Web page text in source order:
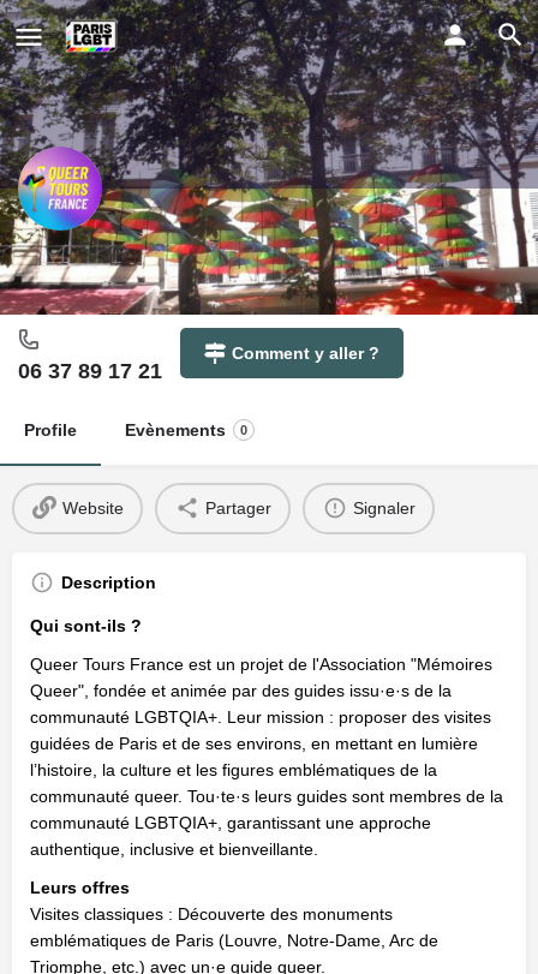
Queer Tours France
Tours in Paris with a Queer Twist
06 37 89 17 21
Comment y aller ?
Profile Evènements 0
Website Partager Signaler
Description
Qui sont-ils ?
Queer Tours France est un projet de l'Association "Mémoires
Queer", fondée et animée par des guides issu·e·s de la
communauté LGBTQIA+. Leur mission : proposer des visites
guidées de Paris et de ses environs, en mettant en lumière
l’histoire, la culture et les figures emblématiques de la
communauté queer. Tou·te·s leurs guides sont membres de la
communauté LGBTQIA+, garantissant une approche
authentique, inclusive et bienveillante.
Leurs offres
Visites classiques : Découverte des monuments
emblématiques de Paris (Louvre, Notre-Dame, Arc de
Triomphe, etc.) avec un·e guide queer.